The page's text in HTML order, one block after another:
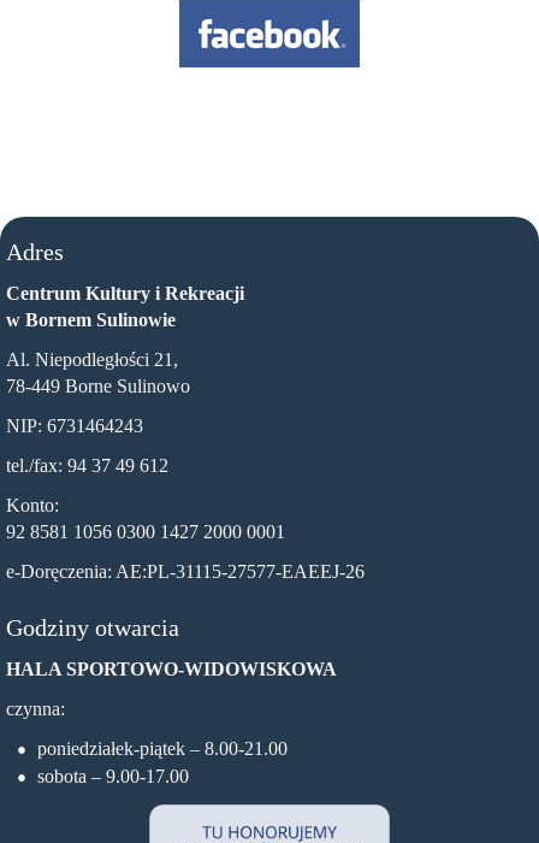
Adres
Centrum Kultury i Rekreacji
w Bornem Sulinowie
Al. Niepodległości 21,
78-449 Borne Sulinowo
NIP: 6731464243
tel./fax: 94 37 49 612
Konto:
92 8581 1056 0300 1427 2000 0001
e-Doręczenia: AE:PL-31115-27577-EAEEJ-26
Godziny otwarcia
HALA SPORTOWO-WIDOWISKOWA
czynna:
poniedziałek-piątek – 8.00-21.00
sobota – 9.00-17.00